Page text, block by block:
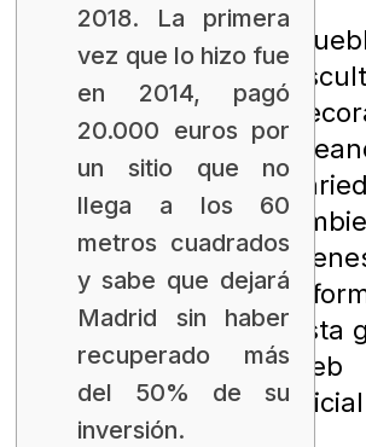
2018. La primera
vez que lo hizo fue
en 2014, pagó
20.000 euros por
un sitio que no
llega a los 60
metros cuadrados
y sabe que dejará
Madrid sin haber
recuperado más
del 50% de su
inversión.
esta
web
oficial